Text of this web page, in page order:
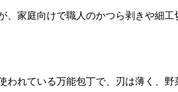
、家庭向けで職人のかつら剥きや細
われている万能包丁で、刃は薄く、